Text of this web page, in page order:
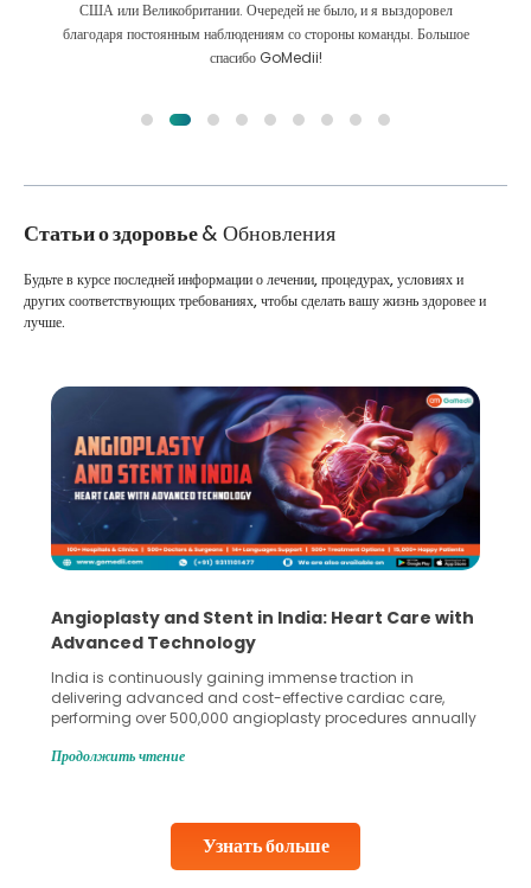
Мы сделали правильный выбор, выбрав GoMedii. Они даже после
лечения сохраняют с нами большую связь
Статьи о здоровье& Обновления
Узнать больше
Будьте в курсе последней информации о лечении, процедурах, условиях и
других соответствующих требованиях, чтобы сделать вашу жизнь здоровее и
лучше.
Angioplasty and Stent in India: Heart Care with
Advanced Technology
India is continuously gaining immense traction in
delivering advanced and cost-effective cardiac care,
performing over 500,000 angioplasty procedures annually
globe are searching for treatments like angioplasty and
Studies, such as one published
Продолжить чтение